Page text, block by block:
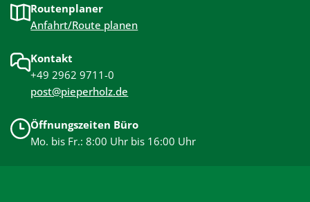
Routenplaner
Anfahrt/Route planen
Kontakt
+49 2962 9711-0
post@pieperholz.de
Öffnungszeiten Büro
Mo. bis Fr.: 8:00 Uhr bis 16:00 Uhr